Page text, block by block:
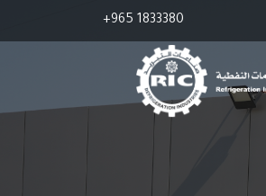
+965 1833380